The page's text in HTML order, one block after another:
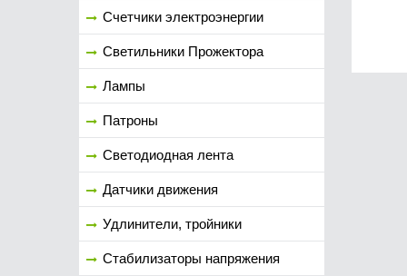
Счетчики электроэнергии
Светильники Прожектора
Лампы
Патроны
Светодиодная лента
Датчики движения
Удлинители, тройники
Стабилизаторы напряжения